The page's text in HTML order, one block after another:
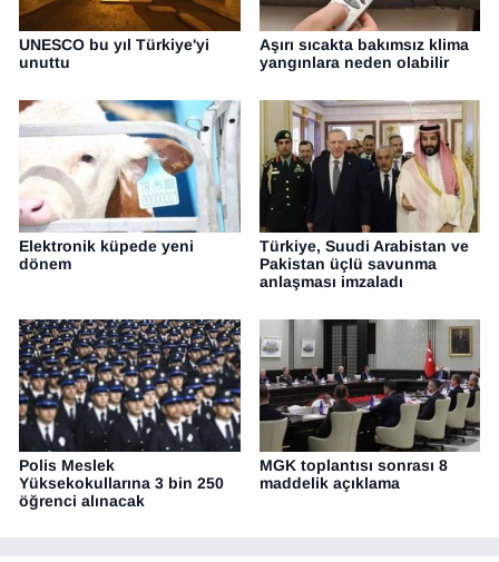
UNESCO bu yıl Türkiye'yi
unuttu
Aşırı sıcakta bakımsız klima
yangınlara neden olabilir
Elektronik küpede yeni
dönem
Türkiye, Suudi Arabistan ve
Pakistan üçlü savunma
anlaşması imzaladı
Polis Meslek
Yüksekokullarına 3 bin 250
öğrenci alınacak
MGK toplantısı sonrası 8
maddelik açıklama